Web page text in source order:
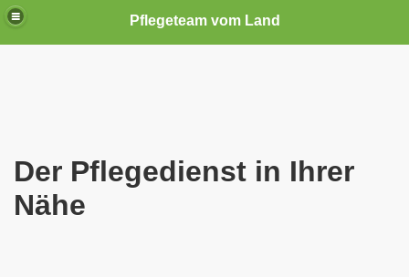
Pflegeteam vom Land
Der Pflegedienst in Ihrer
Nähe